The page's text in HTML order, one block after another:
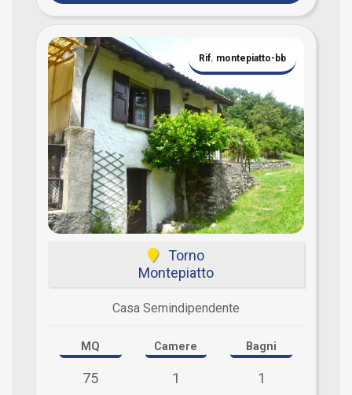
Rif. montepiatto-bb
Torno
Montepiatto
Casa Semindipendente
MQ
75
Camere
1
Bagni
1